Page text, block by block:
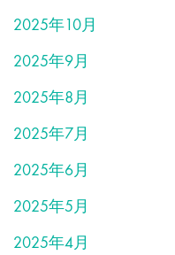
2025年10月
2025年9月
2025年8月
2025年7月
2025年6月
2025年5月
2025年4月